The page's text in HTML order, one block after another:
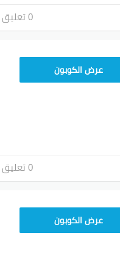
0 تعليق
عرض الكوبون
0 تعليق
عرض الكوبون